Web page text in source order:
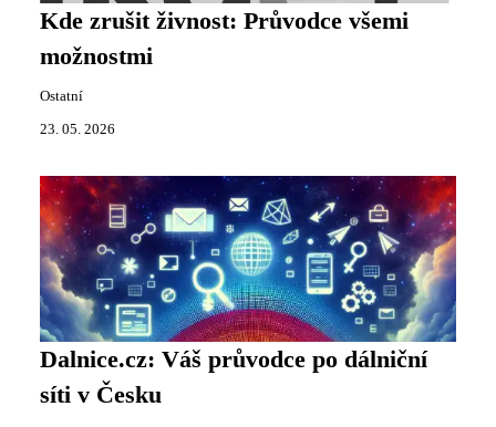
Kde zrušit živnost: Průvodce všemi
možnostmi
Ostatní
23. 05. 2026
Dalnice.cz: Váš průvodce po dálniční
síti v Česku